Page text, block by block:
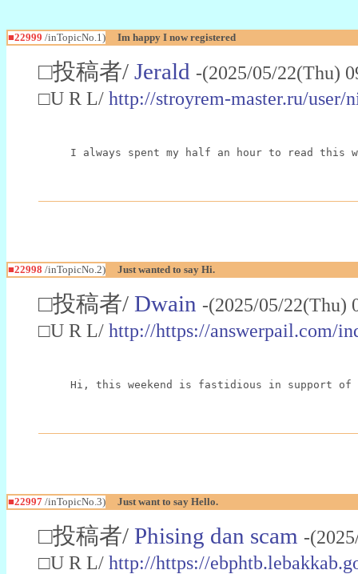
■22999 /inTopicNo.1) Im happy I now registered
□投稿者/ Jerald -(2025/05/22(Thu)
□U R L/ http://stroyrem-master.ru/user/
I always spent my half an hour to read
■22998 /inTopicNo.2) Just wanted to say Hi.
□投稿者/ Dwain -(2025/05/
□U R L/ http://https://answerpail.com/
Hi, this weekend is fastidious in support of
■22997 /inTopicNo.3) Just want to say Hello.
□投稿者/ Phising dan scam -
□U R L/ http://https://